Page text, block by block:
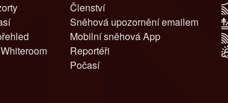
Členství
Sněhová upozornění emailem
Mobilní sněhová App
Reportéři
Počasí